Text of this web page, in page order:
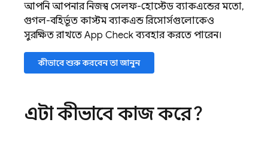
আপনি আপনার নিজস্ব সেলফ-হোস্টেড ব্যাকএন্ডের মতো,
গুগল-বহির্ভূত কাস্টম ব্যাকএন্ড রিসোর্সগুলোকেও
সুরক্ষিত রাখতে App Checkব্যবহার করতে পারেন।
কীভাবে শুরু করবেন তা জানুন
এটা কীভাবে কাজ করে?